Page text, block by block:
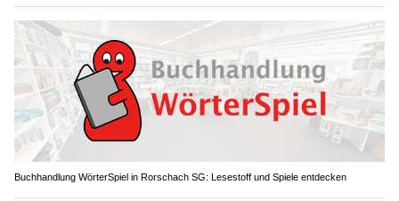
Buchhandlung WörterSpiel in Rorschach SG: Lesestoff und Spiele entdecken